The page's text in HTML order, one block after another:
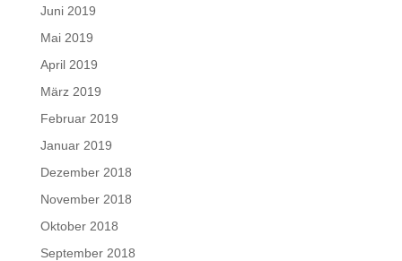
Juni 2019
Mai 2019
April 2019
März 2019
Februar 2019
Januar 2019
Dezember 2018
November 2018
Oktober 2018
September 2018